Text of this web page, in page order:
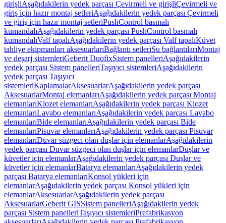
girişliAşağıdakilerin yedek parçası Çevirmeli ve girişliÇevirmeli ve
giriş için hazır montaj setleriAşağıdakilerin yedek parçası Çevirmeli
ve giriş için hazır montaj setleriPushControl basmalı
kumandalıAşağıdakilerin yedek parçası PushControl basmalı
kumandalıValf tapalıAşağıdakilerin yedek parçası Valf tapalıKüvet
tahliye ekipmanları aksesuarlarıBağlantı setleriSu bağlantılarıMontaj
ve deşarj sistemleriGeberit DuofixSistem panelleriAşağıdakilerin
yedek parçası Sistem panelleriTaşıyıcı sistemleriAşağıdakilerin
yedek parçası Taşıyıcı
sistemleriKaplamalarAksesuarlarAşağıdakilerin yedek parçası
AksesuarlarMontaj elemanlarıAşağıdakilerin yedek parçası Montaj
elemanlarıKlozet elemanlarıAşağıdakilerin yedek parçası Klozet
elemanlarıLavabo elemanlarıAşağıdakilerin yedek parçası Lavabo
elemanlarıBide elemanlarıAşağıdakilerin yedek parçası Bide
elemanlarıPisuvar elemanlarıAşağıdakilerin yedek parçası Pisuvar
elemanlarıDuvar süzgeci olan duşlar için elemanlarAşağıdakilerin
yedek parçası Duvar süzgeci olan duşlar için elemanlarDuşlar ve
küvetler için elemanlarAşağıdakilerin yedek parçası Duşlar ve
küvetler için elemanlarBatarya elemanlarıAşağıdakilerin yedek
parçası Batarya elemanlarıKonsol yükleri için
elemanlarAşağıdakilerin yedek parçası Konsol yükleri için
elemanlarAksesuarlarAşağıdakilerin yedek parçası
AksesuarlarGeberit GISSistem panelleriAşağıdakilerin yedek
parçası Sistem panelleriTaşıyıcı sistemleriPrefabrikasyon